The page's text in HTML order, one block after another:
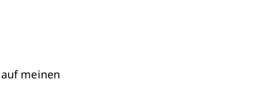
meinen